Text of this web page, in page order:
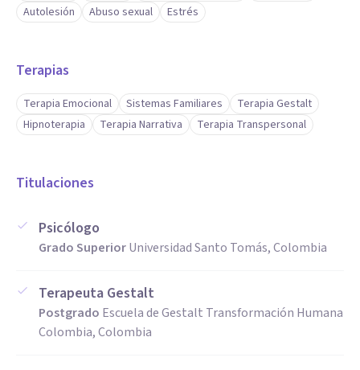
Autolesión Abuso sexual Estrés
Terapias
Terapia Emocional Sistemas Familiares
Terapia Gestalt
Hipnoterapia
Terapia Narrativa Terapia Transpersonal
Titulaciones
Psicólogo
Grado SuperiorUniversidad Santo Tomás, Colombia
Terapeuta Gestalt
Postgrado Escuela de Gestalt Transformación Humana
Colombia, Colombia